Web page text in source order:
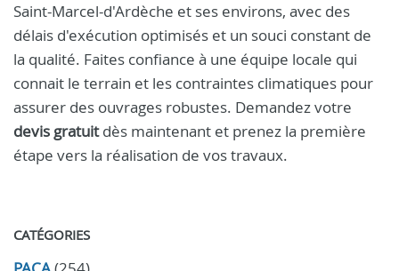
Saint-Marcel-d'Ardèche et ses environs, avec des
délais d'exécution optimisés et un souci constant de
la qualité. Faites confiance à une équipe locale qui
connait le terrain et les contraintes climatiques pour
assurer des ouvrages robustes. Demandez votre
devis gratuitdès maintenant et prenez la première
étape vers la réalisation de vos travaux.
CATÉGORIES